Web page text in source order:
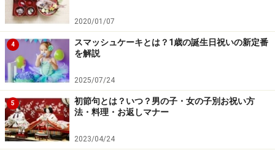
合はヤフオクやメルカリをご利用ください。
・トッポンチーノはいつまで使えるの？
トッポンチーノはだいだい寝返りをし始める4ヶ月ぐら
いまで使います。なぜなら中綿が柔らかいので赤ちゃん
が寝返りをしたときに窒息する可能性があるからです。
またサイズが小さいので赤ちゃんの体格によっては早く
サイズアウトするかもしれません。サイズアウトしたも
のは赤ちゃんが落下する危険性があるので絶対に使わな
2020/01/07
4
スマッシュケーキとは？1歳の誕生日祝いの新定番
を解説
2025/07/24
5
初節句とは？いつ？男の子・女の子別お祝い方
法・料理・お返しマナー
2023/04/24